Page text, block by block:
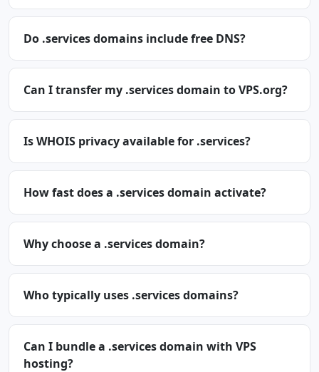
Do .services domains include free DNS?
Can I transfer my .services domain to VPS.org?
Is WHOIS privacy available for .services?
How fast does a .services domain activate?
Why choose a .services domain?
Who typically uses .services domains?
Can I bundle a .services domain with VPS
hosting?